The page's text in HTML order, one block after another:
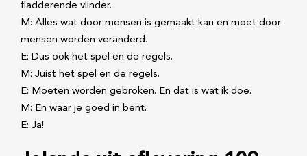
fladderende vlinder.
M: Alles wat door mensen is gemaakt kan en moet door
mensen worden veranderd.
E: Dus ook het spel en de regels.
M: Juist het spel en de regels.
E: Moeten worden gebroken. En dat is wat ik doe.
M: En waar je goed in bent.
E: Ja!